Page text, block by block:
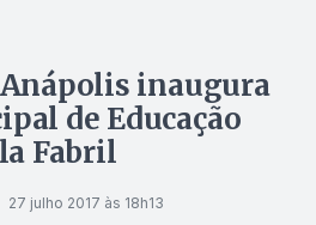
inaugura
de Educação
Fabril
27 julho 2017 às 18h13